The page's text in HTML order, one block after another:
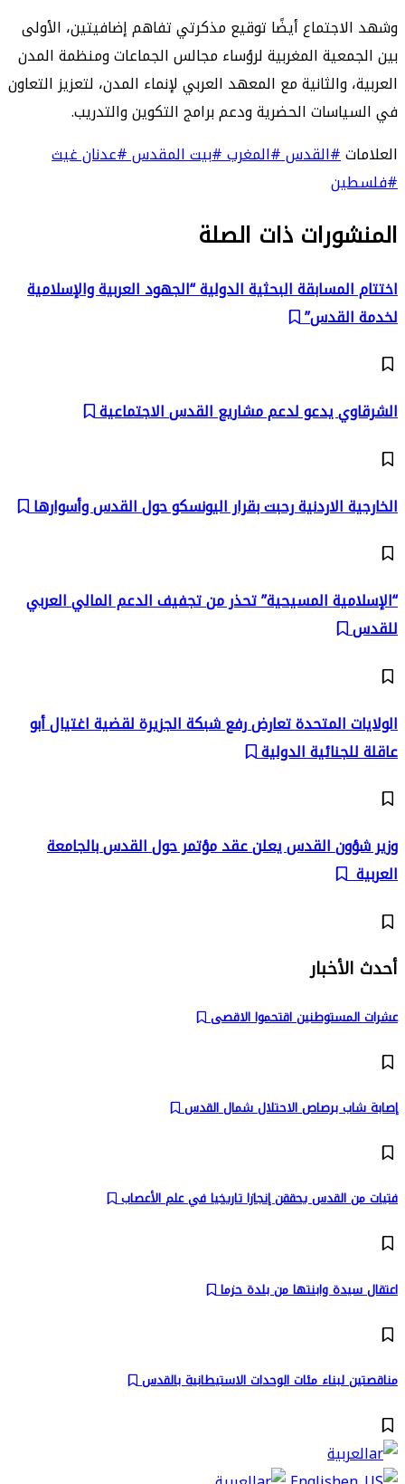
وشهد الاجتماع أيضًا توقيع مذكرتي تفاهم إضافيتين، الأولى
بين الجمعية المغربية لرؤساء مجالس الجماعات ومنظمة المدن
العربية، والثانية مع المعهد العربي لإنماء المدن، لتعزيز التعاون
في السياسات الحضرية ودعم برامج التكوين والتدريب.
العلامات#القدس#المغرب#بيت المقدس#عدنان غيث
#فلسطين
المنشورات ذات الصلة
اختتام المسابقة البحثية الدولية “الجهود العربية والإسلامية
لخدمة القدس”
الشرقاوي يدعو لدعم مشاريع القدس الاجتماعية
الخارجية الاردنية رحبت بقرار اليونسكو حول القدس وأسوارها
“الإسلامية المسيحية” تحذر من تجفيف الدعم المالي العربي
للقدس
الولايات المتحدة تعارض رفع شبكة الجزيرة لقضية اغتيال أبو
عاقلة للجنائية الدولية
وزير شؤون القدس يعلن عقد مؤتمر حول القدس بالجامعة
العربية
أحدث الأخبار
عشرات المستوطنين اقتحموا الاقصى
إصابة شاب برصاص الاحتلال شمال القدس
فتيات من القدس يحققن إنجازا تاريخيا في علم الأعصاب
اعتقال سيدة وابنتها من بلدة حزما
مناقصتين لبناء مئات الوحدات الاستيطانية بالقدس
العربية